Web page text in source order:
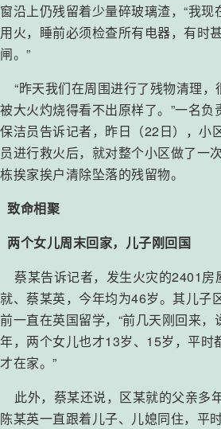
窗沿上仍残留着少量碎玻璃渣，“我现
用火，睡前必须检查所有电器，有时
闸。”
“昨天我们在周围进行了残物清理，
被大火灼烧得看不出原样了。”一名负
保洁员告诉记者，昨日（22日），小
员进行救火后，就对整个小区做了一
栋挨家挨户清除坠落的残留物。
致命相聚
两个女儿周末回家，儿子刚回国
蔡某告诉记者，发生火灾的2401房
就、蔡某英，今年均为46岁。其儿子
前一直在英国留学，“前几天刚回来，
年，两个女儿也才13岁、15岁，平时
才在家。”
此外，蔡某还说，区某就的父亲多
陈某英一直跟着儿子、儿媳同住，平